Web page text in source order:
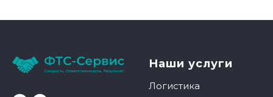
Наши услуги
Логистика